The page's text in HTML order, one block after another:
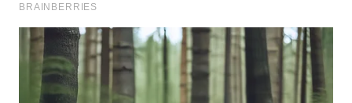
WAHANA
SELEB
WAHANA